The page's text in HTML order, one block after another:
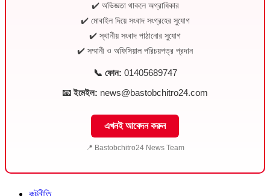
✔️ অভিজ্ঞতা থাকলে অগ্রাধিকার
✔️ মোবাইল দিয়ে সংবাদ সংগ্রহের সুযোগ
✔️ স্থানীয় সংবাদ পাঠানোর সুযোগ
✔️ সম্মানী ও অফিসিয়াল পরিচয়পত্র প্রদান
📞 ফোন: 01405689747
📧 ইমেইল: news@bastobchitro24.com
এখনই আবেদন করুন
📍 Bastobchitro24 News Team